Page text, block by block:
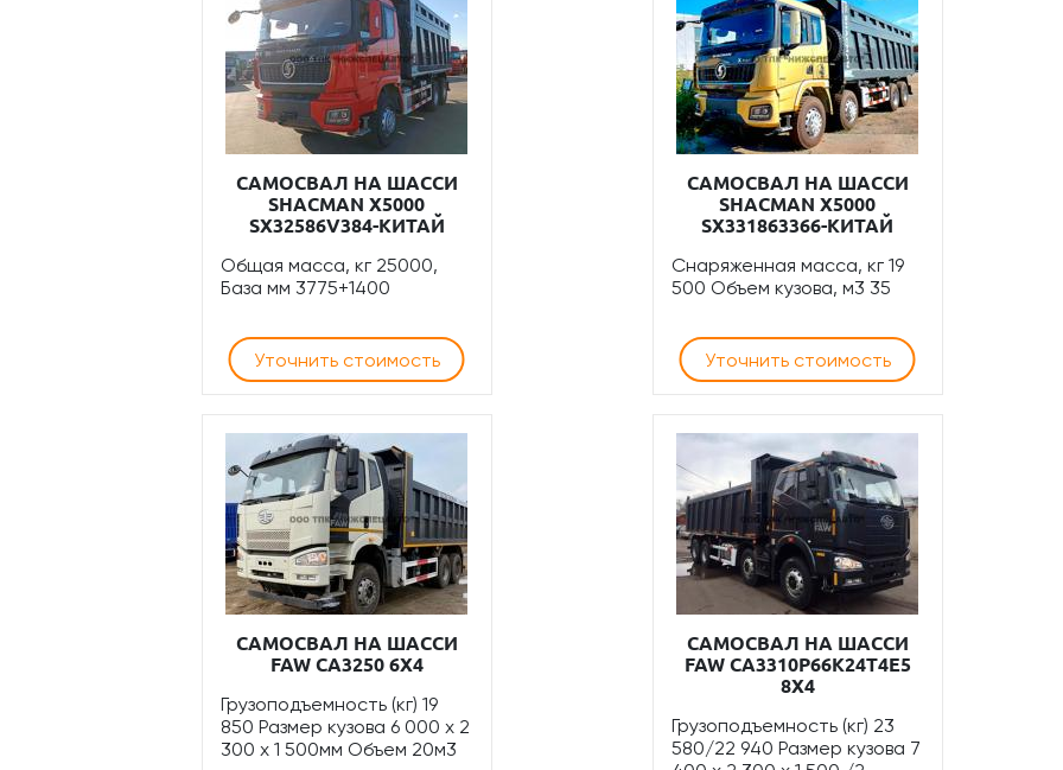
САМОСВАЛ НА ШАССИ
SHACMAN Х5000
SX32586V384-КИТАЙ
Общая масса, кг 25000,
База мм 3775+1400
Уточнить стоимость
САМОСВАЛ НА ШАССИ
SHACMAN Х5000
SX331863366-КИТАЙ
Снаряженная масса, кг 19
500 Объем кузова, м3 35
Уточнить стоимость
САМОСВАЛ НА ШАССИ
FAW CA3250 6Х4
Грузоподъемность (кг) 19
850 Размер кузова 6 000 x 2
300 x 1 500мм Объем 20м3
САМОСВАЛ НА ШАССИ
FAW CA3310P66K24T4E5
8Х4
Грузоподъемность (кг) 23
580/22 940 Размер кузова 7